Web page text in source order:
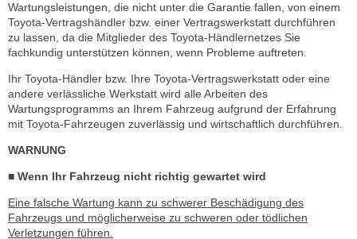
Wartungsleistungen, die nicht unter die Garantie fallen, von einem
Toyota-Vertragshändler bzw. einer Vertragswerkstatt durchführen
zu lassen, da die Mitglieder des Toyota-Händlernetzes Sie
fachkundig unterstützen können, wenn Probleme auftreten.
Ihr Toyota-Händler bzw. Ihre Toyota-Vertragswerkstatt oder eine
andere verlässliche Werkstatt wird alle Arbeiten des
Wartungsprogramms an Ihrem Fahrzeug aufgrund der Erfahrung
mit Toyota-Fahrzeugen zuverlässig und wirtschaftlich durchführen.
WARNUNG
■ Wenn Ihr Fahrzeug nicht richtig gewartet wird
Eine falsche Wartung kann zu schwerer Beschädigung des
Fahrzeugs und möglicherweise zu schweren oder tödlichen
Verletzungen führen.